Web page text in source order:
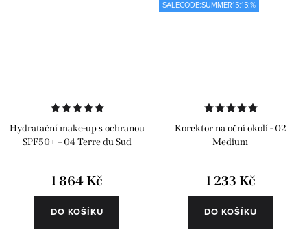
Hydratační make-up s ochranou
SPF50+ – 04 Terre du Sud
1 864 Kč
DO KOŠÍKU
SALECODE:SUMMER15:15:%
Korektor na oční okolí - 02
Medium
1 233 Kč
DO KOŠÍKU